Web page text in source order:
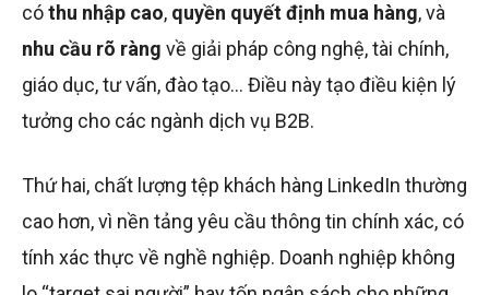
cóthu nhập cao, quyền quyết định mua hàng, và
nhu cầu rõ ràng về giải pháp công nghệ, tài chính,
giáo dục, tư vấn, đào tạo… Điều này tạo điều kiện lý
tưởng cho các ngành dịch vụ B2B.
Thứ hai, chất lượng tệp khách hàng LinkedIn thường
cao hơn, vì nền tảng yêu cầu thông tin chính xác, có
tính xác thực về nghề nghiệp. Doanh nghiệp không